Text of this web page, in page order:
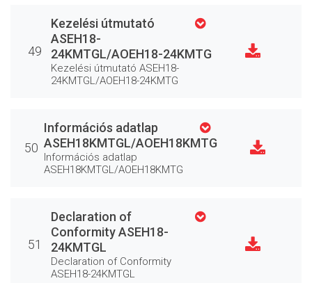
49
Kezelési útmutató
ASEH18-
24KMTGL/AOEH18-24KMTG
Kezelési útmutató ASEH18-
24KMTGL/AOEH18-24KMTG
50
Információs adatlap
ASEH18KMTGL/AOEH18KMTG
Információs adatlap
ASEH18KMTGL/AOEH18KMTG
51
Declaration of
Conformity ASEH18-
24KMTGL
Declaration of Conformity
ASEH18-24KMTGL